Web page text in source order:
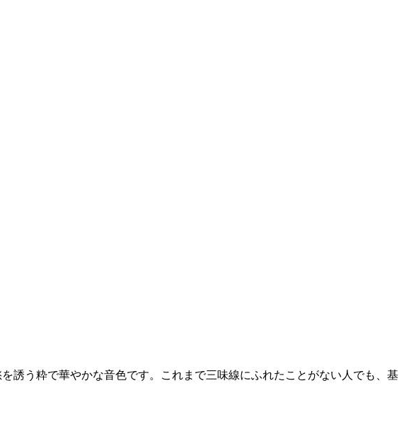
う粋で華やかな音色です。これまで三味線にふれたことがない人でも、基